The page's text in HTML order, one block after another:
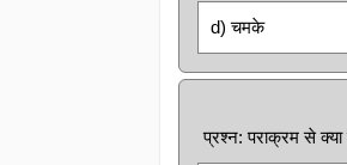
d) चमके
प्रश्न: पराक्रम से क्या